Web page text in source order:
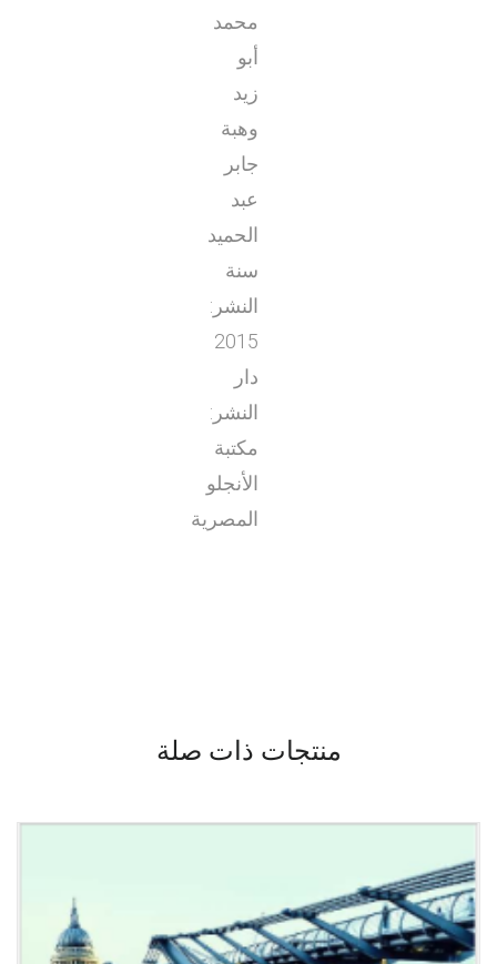
محمد
أبو
زيد
وهبة
جابر
عبد
الحميد
سنة
النشر:
2015
دار
النشر:
مكتبة
الأنجلو
المصرية
منتجات ذات صلة